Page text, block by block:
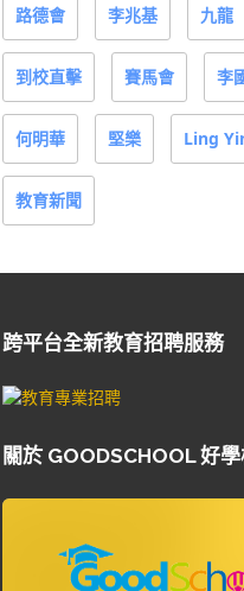
路德會 李兆基 九龍
到校直擊 賽馬會 李
何明華 堅樂 Ling
教育新聞
跨平台全新教育招聘服務
關於 GOODSCHOOL 好